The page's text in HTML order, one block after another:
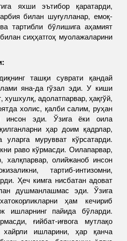
яхши эътибор қаратарди,
билан шуғулланар, емоқ-
тартибли бўлишига аҳамият
сиҳҳатгоҳ муолажаларини
ташқи суврати қандай
яна-да гўзал эди. У киши
хушхулқ, адолатпарвар, ҳақгўй,
холис, қалби салим, руҳан
инсон эди. Ўзига ёки оила
ҳар доим қадрлар,
уларга мурувват кўрсатарди.
раво кўрмасди. Оилапарвар,
халқпарвар, олийжаноб инсон
тартиб-интизомни,
Ҳеч кимга нисбатан адоват
душманлашмас эди. Ўзига
ҳам кечириб
ишларнинг пайида бўларди.
ғийбат-иғвога мутлақо
ишларини, ҳар қанча